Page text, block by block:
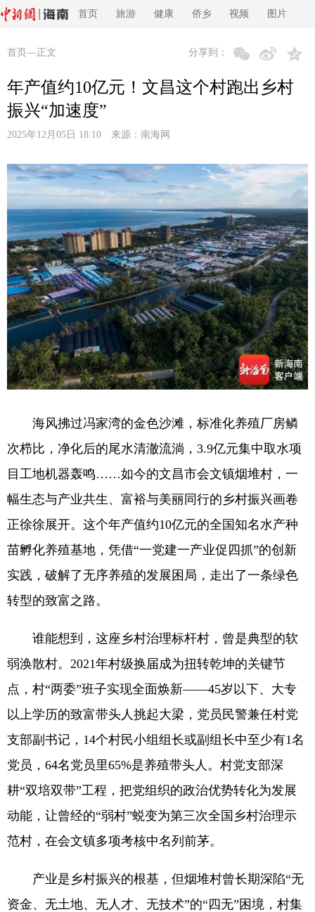
首页 旅游 健康 侨乡 视频 图片
首页 —正文 分享到：
年产值约10亿元！文昌这个村跑出乡村
振兴“加速度”
2025年12月05日 18:10 来源： 南海网
海风拂过冯家湾的金色沙滩，标准化养殖厂房鳞
次栉比，净化后的尾水清澈流淌，3.9亿元集中取水项
目工地机器轰鸣……如今的文昌市会文镇烟堆村，一
幅生态与产业共生、富裕与美丽同行的乡村振兴画卷
正徐徐展开。这个年产值约10亿元的全国知名水产种
苗孵化养殖基地，凭借“一党建一产业促四抓”的创新
实践，破解了无序养殖的发展困局，走出了一条绿色
转型的致富之路。
谁能想到，这座乡村治理标杆村，曾是典型的软
弱涣散村。2021年村级换届成为扭转乾坤的关键节
点，村“两委”班子实现全面焕新——45岁以下、大专
以上学历的致富带头人挑起大梁，党员民警兼任村党
支部副书记，14个村民小组组长或副组长中至少有1名
党员，64名党员里65%是养殖带头人。村党支部深
耕“双培双带”工程，把党组织的政治优势转化为发展
动能，让曾经的“弱村”蜕变为第三次全国乡村治理示
范村，在会文镇多项考核中名列前茅。
产业是乡村振兴的根基，但烟堆村曾长期深陷“无
资金、无土地、无人才、无技术”的“四无”困境，村集